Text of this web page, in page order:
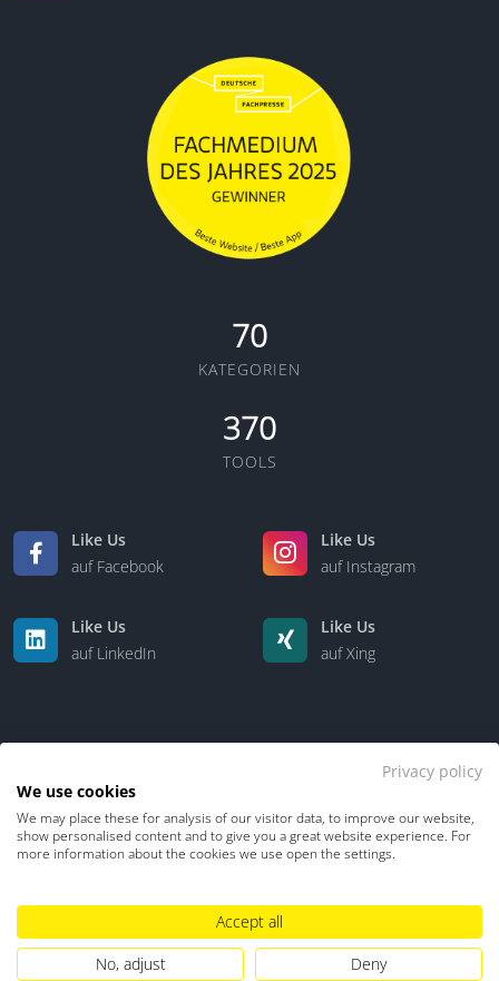
70
KATEGORIEN
370
TOOLS
Like Us
auf Facebook
Like Us
auf Instagram
Like Us
auf LinkedIn
Like Us
auf Xing
Kontakt Über uns
Impressum
Hinweisgebersystem
Umgang mit KI
Privacy policy
We use cookies
We may place these for analysis of our visitor data, to improve our website,
show personalised content and to give you a great website experience. For
more information about the cookies we use open the settings.
Accept all
No, adjust
Deny